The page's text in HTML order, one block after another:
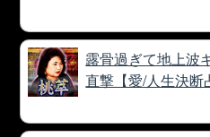
露骨過ぎて地上波
直撃【愛/人生決断